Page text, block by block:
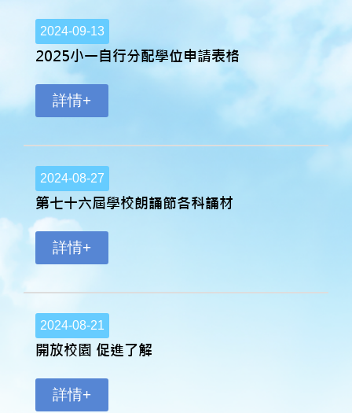
2024-09-13
2025小一自行分配學位申請表格
詳情+
2024-08-27
第七十六屆學校朗誦節各科誦材
詳情+
2024-08-21
開放校園 促進了解
詳情+